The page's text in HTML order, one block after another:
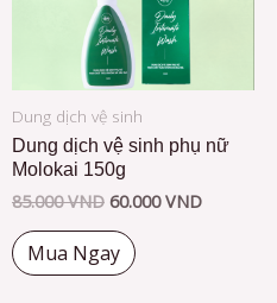
Dung dịch vệ sinh
Dung dịch vệ sinh phụ nữ
Molokai 150g
85.000VND 60.000VND
Mua Ngay